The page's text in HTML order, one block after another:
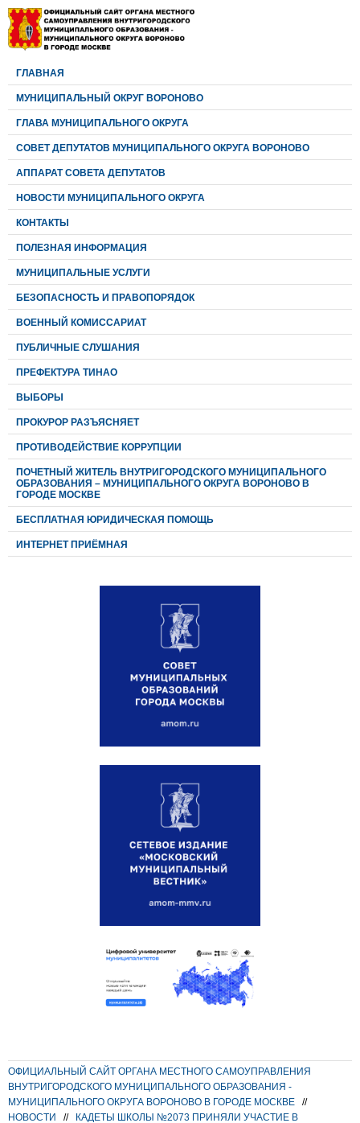
ГЛАВНАЯ
МУНИЦИПАЛЬНЫЙ ОКРУГ ВОРОНОВО
ГЛАВА МУНИЦИПАЛЬНОГО ОКРУГА
CОВЕТ ДЕПУТАТОВ МУНИЦИПАЛЬНОГО ОКРУГА ВОРОНОВО
АППАРАТ СОВЕТА ДЕПУТАТОВ
НОВОСТИ МУНИЦИПАЛЬНОГО ОКРУГА
КОНТАКТЫ
ПОЛЕЗНАЯ ИНФОРМАЦИЯ
МУНИЦИПАЛЬНЫЕ УСЛУГИ
БЕЗОПАСНОСТЬ И ПРАВОПОРЯДОК
ВОЕННЫЙ КОМИССАРИАТ
ПУБЛИЧНЫЕ СЛУШАНИЯ
ПРЕФЕКТУРА ТИНАО
ВЫБОРЫ
ПРОКУРОР РАЗЪЯСНЯЕТ
ПРОТИВОДЕЙСТВИЕ КОРРУПЦИИ
ПОЧЕТНЫЙ ЖИТЕЛЬ ВНУТРИГОРОДСКОГО МУНИЦИПАЛЬНОГО
ОБРАЗОВАНИЯ – МУНИЦИПАЛЬНОГО ОКРУГА ВОРОНОВО В
ГОРОДЕ МОСКВЕ
БЕСПЛАТНАЯ ЮРИДИЧЕСКАЯ ПОМОЩЬ
ИНТЕРНЕТ ПРИЁМНАЯ
ОФИЦИАЛЬНЫЙ САЙТ ОРГАНА МЕСТНОГО САМОУПРАВЛЕНИЯ
ВНУТРИГОРОДСКОГО МУНИЦИПАЛЬНОГО ОБРАЗОВАНИЯ -
МУНИЦИПАЛЬНОГО ОКРУГА ВОРОНОВО В ГОРОДЕ МОСКВЕ
//
НОВОСТИ
//
КАДЕТЫ ШКОЛЫ №2073 ПРИНЯЛИ УЧАСТИЕ В